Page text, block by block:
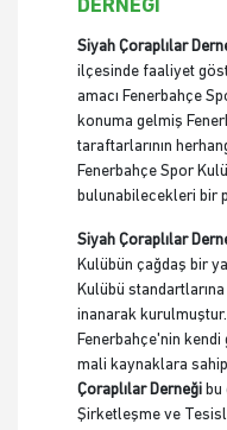
DERNEĞİ
Siyah Çoraplılar
ilçesinde faaliyet
amacı Fenerbahçe
konuma gelmiş
taraftarlarının
Fenerbahçe Spor
bulunabilecekleri bir
Siyah Çoraplılar
Kulübün çağdaş bir
Kulübü standartlarına
inanarak
Fenerbahçe'nin
mali kaynaklara
Çoraplılar Derneği bu
Şirketleşme ve